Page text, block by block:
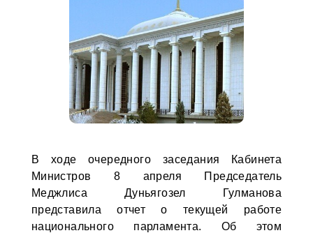
В ходе очередного заседания Кабинета
Министров 8 апреля Председатель
Меджлиса Дуньягозел Гулманова
представила отчет о текущей работе
национального парламента. Об этом